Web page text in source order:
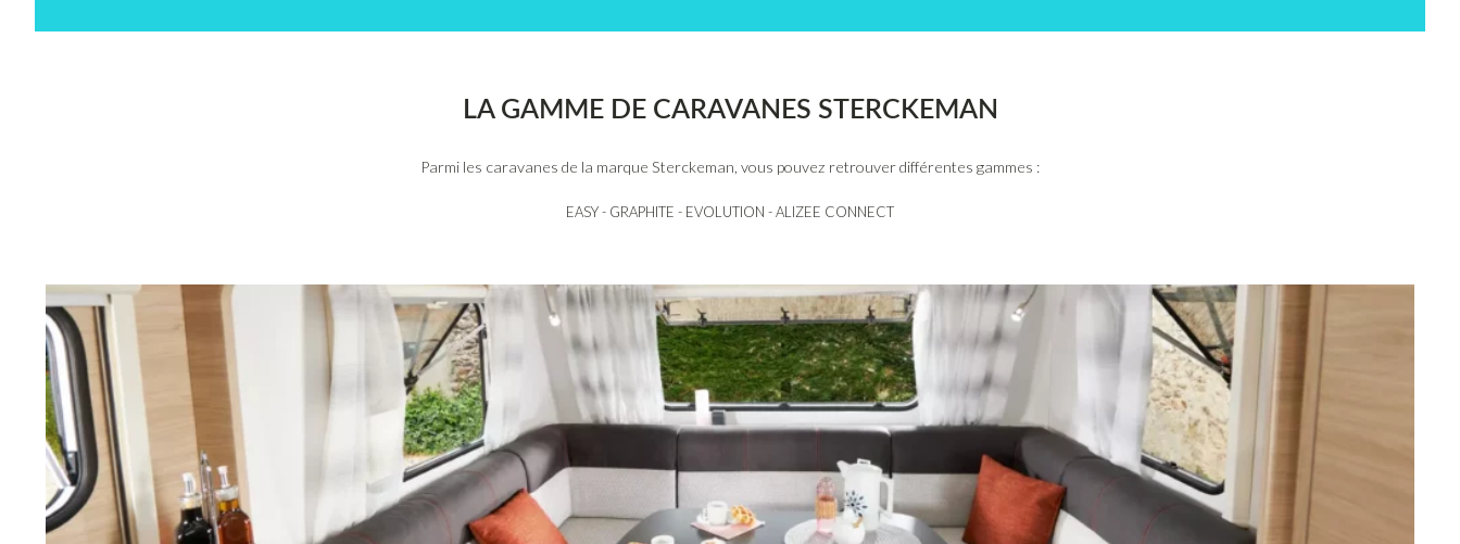
LA GAMME DE CARAVANES STERCKEMAN
Parmi les caravanes de la marque Sterckeman, vous pouvez retrouver différentes gammes :
EASY - GRAPHITE - EVOLUTION - ALIZEE CONNECT